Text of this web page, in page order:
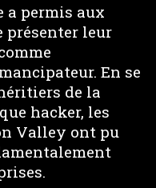
a permis aux
présenter leur
En se
de la
hacker, les
Valley ont pu